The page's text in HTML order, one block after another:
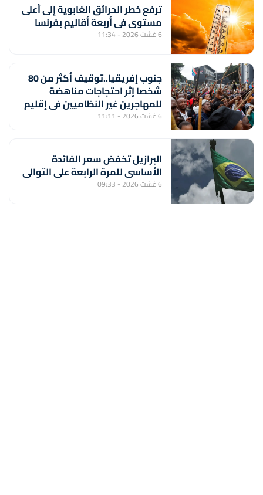
ترفع خطر الحرائق الغابوية إلى أعلى
مستوى في أربعة أقاليم بفرنسا
6 غشت 2026 - 11:34
جنوب إفريقيا..توقيف أكثر من 80
شخصا إثر احتجاجات مناهضة
للمهاجرين غير النظاميين في إقليم
كوازولو-ناتال
6 غشت 2026 - 11:11
البرازيل تخفض سعر الفائدة
الأساسي للمرة الرابعة على التوالي
6 غشت 2026 - 09:33